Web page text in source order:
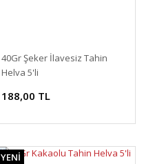
40Gr Şeker İlavesiz Tahin
Helva 5'li
188,00 TL
YENİ